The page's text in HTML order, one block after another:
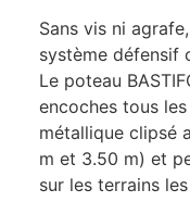
Sans vis ni
système défensif
Le poteau
encoches tous
métallique clipsé
m et 3.50 m) et
sur les terrains